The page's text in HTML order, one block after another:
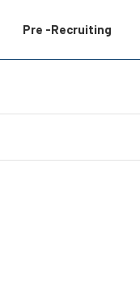
Pre -Recruiting